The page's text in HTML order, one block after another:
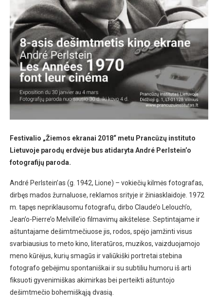
Festivalio „Žiemos ekranai 2018“ metu Prancūzų instituto
Lietuvoje parodų erdvėje bus atidaryta André Perlstein’o
fotografijų paroda.
André Perlstein’as (g. 1942, Lione) – vokiečių kilmės fotografas,
dirbęs mados žurnaluose, reklamos srityje ir žiniasklaidoje. 1972
m. tapęs nepriklausomu fotografu, dirbo Claude’o Lelouch’o,
Jean’o-Pierre’o Melville’io filmavimų aikštelėse. Septintajame ir
aštuntajame dešimtmečiuose jis, rodos, spėjo įamžinti visus
svarbiausius to meto kino, literatūros, muzikos, vaizduojamojo
meno kūrėjus, kurių smagūs ir valiūkiški portretai stebina
fotografo gebėjimu spontaniškai ir su subtiliu humoru iš arti
fiksuoti gyvenimiškas akimirkas bei perteikti aštuntojo
dešimtmečio bohemiškąją dvasią.